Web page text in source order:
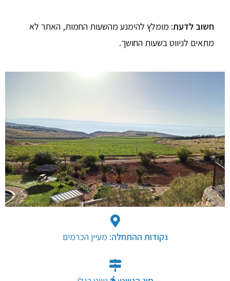
חשוב לדעת: מומלץ להימנע מהשעות החמות, האתר לא
מתאים לניווט בשעות החושך. ​
נקודות ההתחלה: